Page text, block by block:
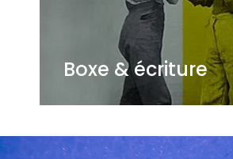
Boxe & écriture